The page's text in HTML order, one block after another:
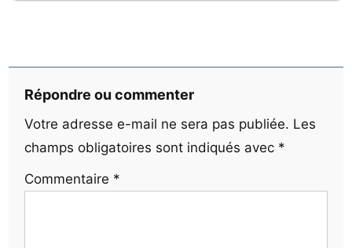
Répondre ou commenter
Votre adresse e-mail ne sera pas publiée. Les
champs obligatoires sont indiqués avec *
Commentaire *